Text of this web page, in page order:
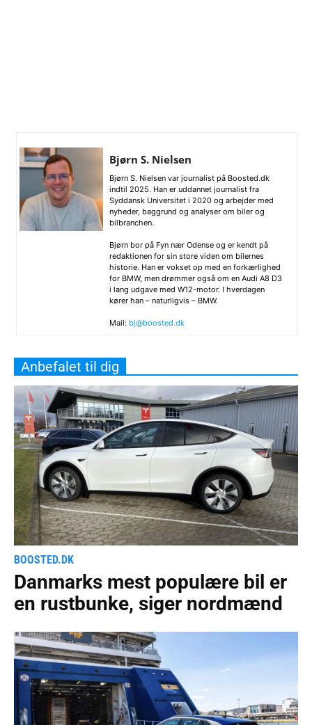
Bjørn S. Nielsen
Bjørn S. Nielsen var journalist på Boosted.dk
indtil 2025. Han er uddannet journalist fra
Syddansk Universitet i 2020 og arbejder med
nyheder, baggrund og analyser om biler og
bilbranchen.
Bjørn bor på Fyn nær Odense og er kendt på
redaktionen for sin store viden om bilernes
historie. Han er vokset op med en forkærlighed
for BMW, men drømmer også om en Audi A8 D3
i lang udgave med W12-motor. I hverdagen
kører han – naturligvis – BMW.
Mail: bj@boosted.dk